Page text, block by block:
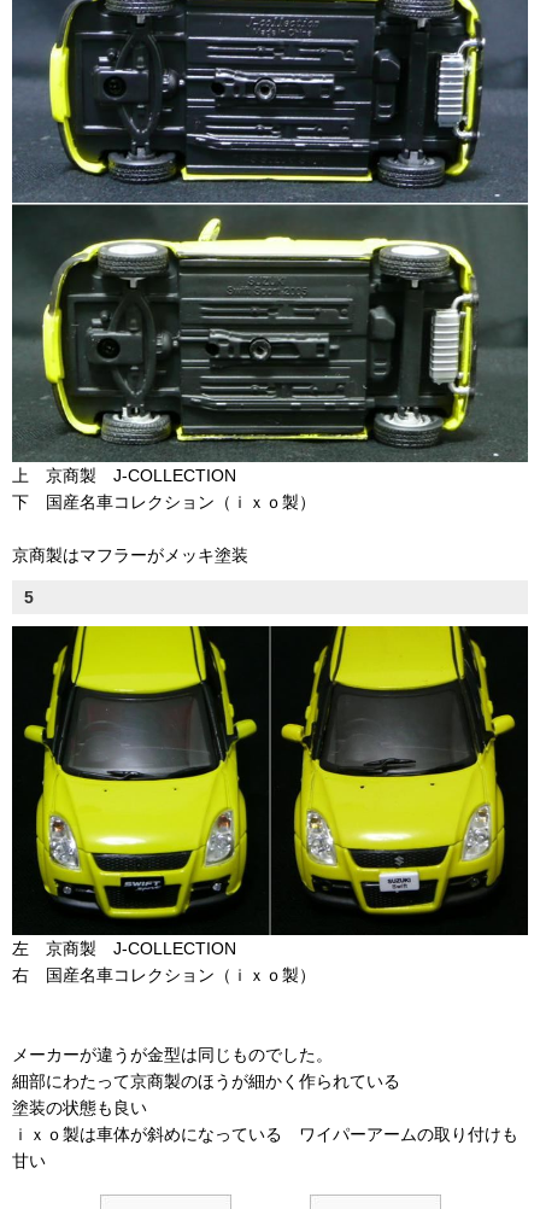
上 京商製 J-COLLECTION
下 国産名車コレクション（ｉｘｏ製）
京商製はマフラーがメッキ塗装
5
左 京商製 J-COLLECTION
右 国産名車コレクション（ｉｘｏ製）
メーカーが違うが金型は同じものでした。
細部にわたって京商製のほうが細かく作られている
塗装の状態も良い
ｉｘｏ製は車体が斜めになっている ワイパーアームの取り付けも
甘い